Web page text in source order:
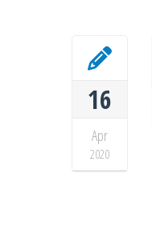
16
Apr
2020